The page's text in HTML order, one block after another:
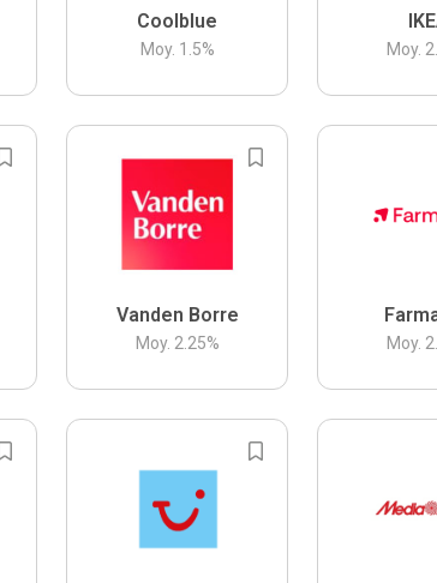
Coolblue
Moy. 1.5% Moy.
Vanden Borre
Moy. 2.25% Moy.